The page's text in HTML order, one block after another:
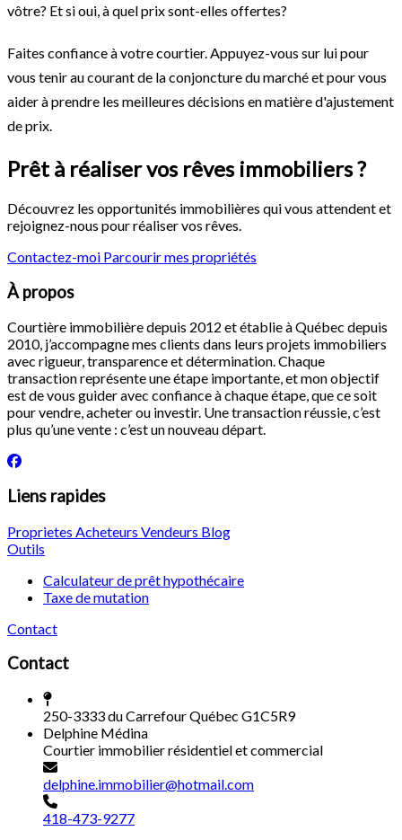
vôtre? Et si oui, à quel prix sont-elles offertes?
Faites confiance à votre courtier. Appuyez-vous sur lui pour
vous tenir au courant de la conjoncture du marché et pour vous
aider à prendre les meilleures décisions en matière d'ajustement
de prix.
Prêt à réaliser vos rêves immobiliers ?
Découvrez les opportunités immobilières qui vous attendent et
rejoignez-nous pour réaliser vos rêves.
Contactez-moi Parcourir mes propriétés
À propos
Courtière immobilière depuis 2012 et établie à Québec depuis
2010, j’accompagne mes clients dans leurs projets immobiliers
avec rigueur, transparence et détermination. Chaque
transaction représente une étape importante, et mon objectif
est de vous guider avec confiance à chaque étape, que ce soit
pour vendre, acheter ou investir. Une transaction réussie, c’est
plus qu’une vente : c’est un nouveau départ.
Liens rapides
Proprietes Acheteurs Vendeurs Blog
Outils
Calculateur de prêt hypothécaire
Taxe de mutation
Contact
Contact
250-3333 du Carrefour Québec G1C5R9
Delphine Médina
Courtier immobilier résidentiel et commercial
delphine.immobilier@hotmail.com
418-473-9277